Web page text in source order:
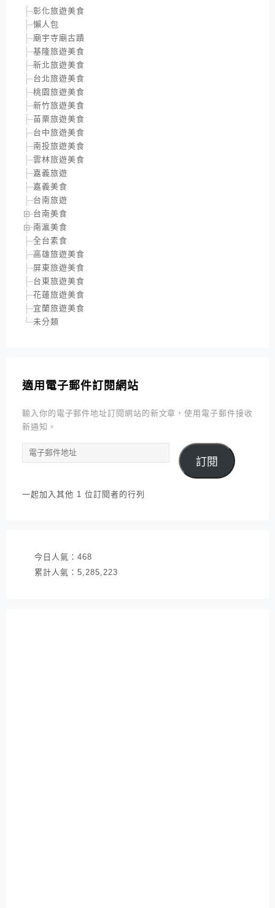
彰化旅遊美食
懶人包
廟宇寺廟古蹟
基隆旅遊美食
新北旅遊美食
台北旅遊美食
桃園旅遊美食
新竹旅遊美食
苗栗旅遊美食
台中旅遊美食
南投旅遊美食
雲林旅遊美食
嘉義旅遊
嘉義美食
台南旅遊
台南美食
南瀛美食
全台素食
高雄旅遊美食
屏東旅遊美食
台東旅遊美食
花蓮旅遊美食
宜蘭旅遊美食
未分類
適用電子郵件訂閱網站
輸入你的電子郵件地址訂閱網站的新文章，使用電子郵件接收
新通知。
電
子
件
訂閱
一起加入其他 1 位訂閱者的行列
今日人氣： 468
累計人氣： 5,285,223